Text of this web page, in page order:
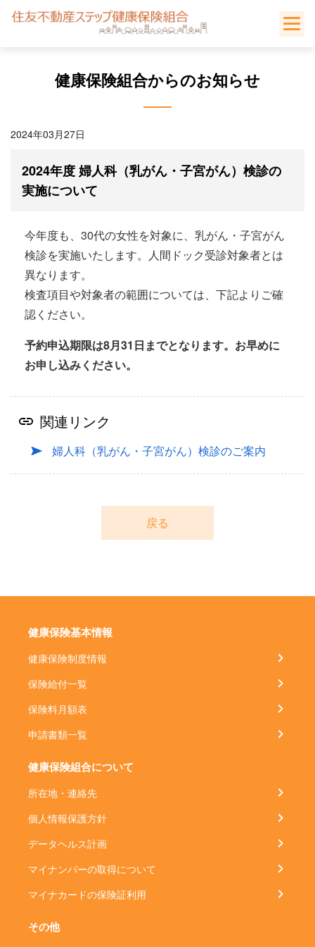
Skip
健康保険組合からのお知らせ
2024年03月27日
2024年度 婦人科（乳がん・子宮がん）検診の
実施について
今年度も、30代の女性を対象に、乳がん・子宮がん
検診を実施いたします。人間ドック受診対象者とは
異なります。
検査項目や対象者の範囲については、下記よりご確
認ください。
予約申込期限は8月31日までとなります。お早めに
お申し込みください。
関連リンク
婦人科（乳がん・子宮がん）検診のご案内
戻る
健康保険基本情報
健康保険制度情報
保険給付一覧
保険料月額表
申請書類一覧
健康保険組合について
所在地・連絡先
個人情報保護方針
データヘルス計画
マイナンバーの取得について
マイナカードの保険証利用
その他